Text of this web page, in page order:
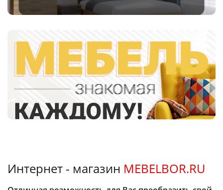
Интернет - магазин MEBELBOR.RU